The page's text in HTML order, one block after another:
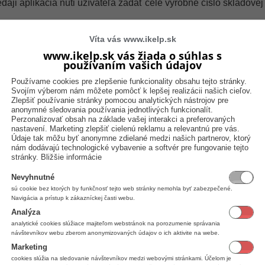
aplikácia núti užívateľa zadať celé výrobné číslo
zobrazenie zoznamu výrobných čísel, čo zjednodušuje
z dodávky-aplikácia pri výbere skladovej karty do
-aplikácia pri výbere skladovej karty do zoznamu vloží
a použiť ako výrobné číslo / šaržu
(platí len pri priemerovaní v sklade)-určuje, či aplikácia
do záporného stavu a opäť do kladného môžu
tiež, preto povolenie možnosti predaja do záporu
platidiel (šek, terminál)
- v prípade vypnutého
je hodnota dokladu. V prípade, že je dané nastavenie
zadať nákupnú cenu-určuje, či má aplikácia ponúkať
reálnejšie dosiahnutý zisk. Riešením je tiež vypĺňanie
zadávaním nákupnej ceny.
Víta vás www.ikelp.sk
www.ikelp.sk vás žiada o súhlas s
používaním vašich údajov
Používame cookies pre zlepšenie funkcionality obsahu tejto stránky.
Svojím výberom nám môžete pomôcť k lepšej realizácii našich cieľov.
Zlepšiť používanie stránky pomocou analytických nástrojov pre
anonymné sledovania používania jednotlivých funkcionalít.
Perzonalizovať obsah na základe vašej interakci a preferovaných
nastavení. Marketing zlepšiť cielenú reklamu a relevantnú pre vás.
Údaje tak môžu byť anonymne zdielané medzi našich partnerov, ktorý
nám dodávajú technologické vybavenie a softvér pre fungovanie tejto
stránky. Bližšie informácie
Nevyhnutné
sú cookie bez ktorých by funkčnosť tejto web stránky nemohla byť zabezpečené.
Navigácia a prístup k zákazníckej časti webu.
Analýza
analytické cookies slúžiace majiteľom webstránok na porozumenie správania
návštevníkov webu zberom anonymizovaných údajov o ich aktivite na webe.
Marketing
cookies slúžia na sledovanie návštevníkov medzi webovými stránkami. Účelom je